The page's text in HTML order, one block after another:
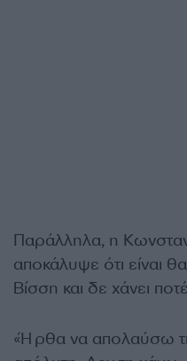
Παράλληλα, η
αποκάλυψε ότι είναι
Βίσση και δε χάνει
«Ήρθα να απολαύσω